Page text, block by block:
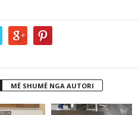
MË SHUMË NGA AUTORI